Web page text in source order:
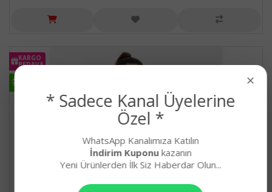
KARGO
BEDAVA
×
* Sadece Kanal Üyelerine
Özel *
WhatsApp Kanalımıza Katılın
İndirim Kuponukazanın
Yeni Ürünlerden İlk Siz Haberdar Olun...